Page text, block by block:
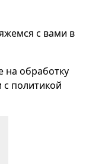
с вами в
на обработку
с политикой